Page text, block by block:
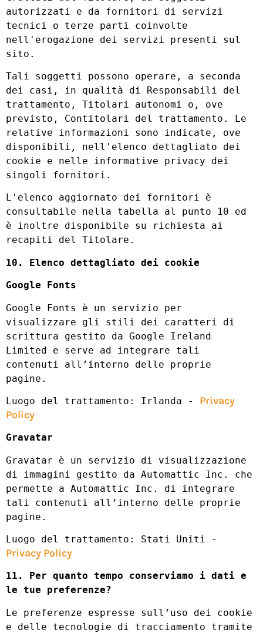
autorizzati e da fornitori di servizi
tecnici o terze parti coinvolte
nell'erogazione dei servizi presenti sul
sito.
Tali soggetti possono operare, a seconda
dei casi, in qualità di Responsabili del
trattamento, Titolari autonomi o, ove
previsto, Contitolari del trattamento. Le
relative informazioni sono indicate, ove
disponibili, nell'elenco dettagliato dei
cookie e nelle informative privacy dei
singoli fornitori.
L'elenco aggiornato dei fornitori è
consultabile nella tabella al punto 10 ed
è inoltre disponibile su richiesta ai
recapiti del Titolare.
10. Elenco dettagliato dei cookie
Google Fonts
Google Fonts è un servizio per
visualizzare gli stili dei caratteri di
scrittura gestito da Google Ireland
Limited e serve ad integrare tali
contenuti all’interno delle proprie
pagine.
Luogo del trattamento: Irlanda - Privacy
Policy
Gravatar
Gravatar è un servizio di visualizzazione
di immagini gestito da Automattic Inc. che
permette a Automattic Inc. di integrare
tali contenuti all’interno delle proprie
pagine.
Luogo del trattamento: Stati Uniti -
Privacy Policy
11. Per quanto tempo conserviamo i dati e
le tue preferenze?
Le preferenze espresse sull’uso dei cookie
e delle tecnologie di tracciamento tramite